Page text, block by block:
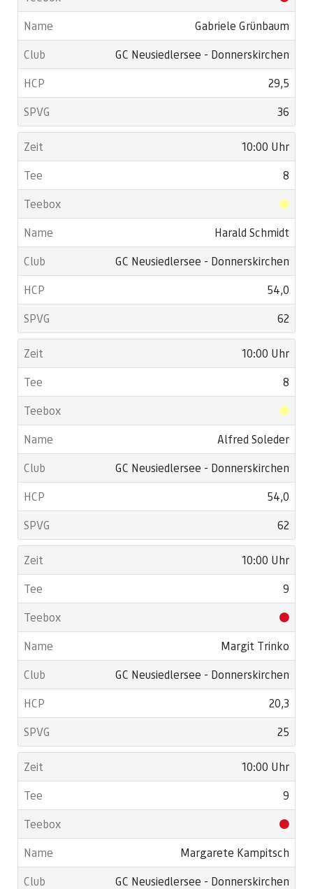
Gabriele Grünbaum
GC Neusiedlersee - Donnerskirchen
29,5
36
10:00 Uhr
8
Harald Schmidt
GC Neusiedlersee - Donnerskirchen
54,0
62
10:00 Uhr
8
Alfred Soleder
GC Neusiedlersee - Donnerskirchen
54,0
62
10:00 Uhr
9
Margit Trinko
GC Neusiedlersee - Donnerskirchen
20,3
25
10:00 Uhr
9
Margarete Kampitsch
GC Neusiedlersee - Donnerskirchen